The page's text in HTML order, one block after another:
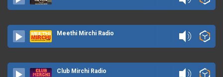
Meethi Mirchi Radio
Club Mirchi Radio